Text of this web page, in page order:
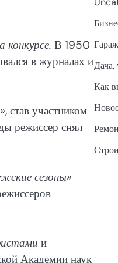
В 1950
в журналах и
, став участником
режиссер снял
сезоны»
и
Академии наук
Дача,
Как